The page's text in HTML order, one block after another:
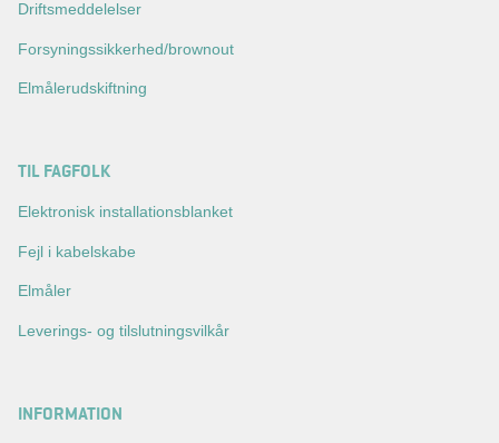
Driftsmeddelelser
Forsyningssikkerhed/brownout
Elmålerudskiftning
TIL FAGFOLK
Elektronisk installationsblanket
Fejl i kabelskabe
Elmåler
Leverings- og tilslutningsvilkår
INFORMATION